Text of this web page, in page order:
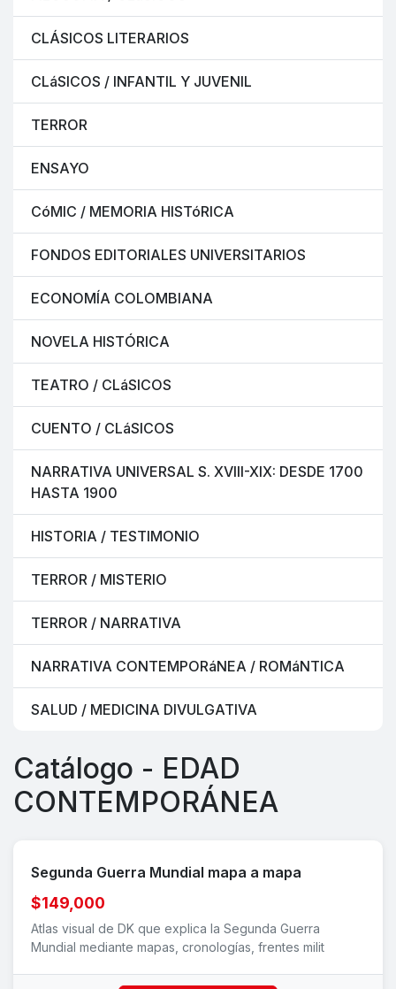
CLÁSICOS LITERARIOS
CLáSICOS / INFANTIL Y JUVENIL
TERROR
ENSAYO
CóMIC / MEMORIA HISTóRICA
FONDOS EDITORIALES UNIVERSITARIOS
ECONOMÍA COLOMBIANA
NOVELA HISTÓRICA
TEATRO / CLáSICOS
CUENTO / CLáSICOS
NARRATIVA UNIVERSAL S. XVIII-XIX: DESDE 1700
HASTA 1900
HISTORIA / TESTIMONIO
TERROR / MISTERIO
TERROR / NARRATIVA
NARRATIVA CONTEMPORáNEA / ROMáNTICA
SALUD / MEDICINA DIVULGATIVA
Catálogo - EDAD
CONTEMPORÁNEA
Segunda Guerra Mundial mapa a mapa
$149,000
Atlas visual de DK que explica la Segunda Guerra
Mundial mediante mapas, cronologías, frentes milit